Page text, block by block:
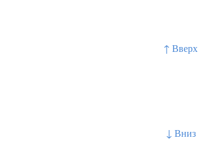
↑ Вверх
↓ Вниз